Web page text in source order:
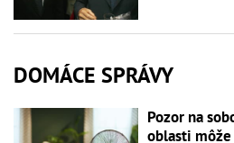
DOMÁCE SPRÁVY
Pozor na
oblasti